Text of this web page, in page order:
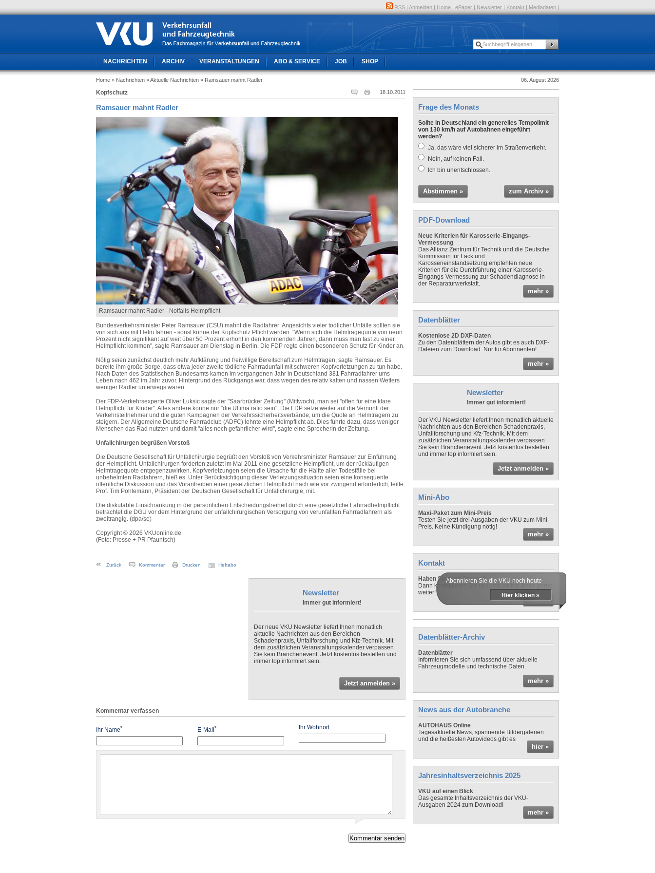
RSS | Anmelden | Home | ePaper | Newsletter | Kontakt | Mediadaten |
NACHRICHTEN ARCHIV VERANSTALTUNGEN ABO & SERVICE JOB SHOP
Home » Nachrichten » Aktuelle Nachrichten » Ramsauer mahnt Radler 06. August 2026
18.10.2011
Kopfschutz
Ramsauer mahnt Radler
Ramsauer mahnt Radler - Notfalls Helmpflicht
Bundesverkehrsminister Peter Ramsauer (CSU) mahnt die Radfahrer: Angesichts vieler tödlicher Unfälle sollten sie
von sich aus mit Helm fahren - sonst könne der Kopfschutz Pflicht werden. "Wenn sich die Helmtragequote von neun
Prozent nicht signifikant auf weit über 50 Prozent erhöht in den kommenden Jahren, dann muss man fast zu einer
Helmpflicht kommen", sagte Ramsauer am Dienstag in Berlin. Die FDP regte einen besonderen Schutz für Kinder an.
Nötig seien zunächst deutlich mehr Aufklärung und freiwillige Bereitschaft zum Helmtragen, sagte Ramsauer. Es
bereite ihm große Sorge, dass etwa jeder zweite tödliche Fahrradunfall mit schweren Kopfverletzungen zu tun habe.
Nach Daten des Statistischen Bundesamts kamen im vergangenen Jahr in Deutschland 381 Fahrradfahrer ums
Leben nach 462 im Jahr zuvor. Hintergrund des Rückgangs war, dass wegen des relativ kalten und nassen Wetters
weniger Radler unterwegs waren.
Der FDP-Verkehrsexperte Oliver Luksic sagte der "Saarbrücker Zeitung" (Mittwoch), man sei "offen für eine klare
Helmpflicht für Kinder". Alles andere könne nur "die Ultima ratio sein". Die FDP setze weiter auf die Vernunft der
Verkehrsteilnehmer und die guten Kampagnen der Verkehrssicherheitsverbände, um die Quote an Helmträgern zu
steigern. Der Allgemeine Deutsche Fahrradclub (ADFC) lehnte eine Helmpflicht ab. Dies führte dazu, dass weniger
Menschen das Rad nutzten und damit "alles noch gefährlicher wird", sagte eine Sprecherin der Zeitung.
Unfallchirurgen begrüßen Vorstoß
Die Deutsche Gesellschaft für Unfallchirurgie begrüßt den Vorstoß von Verkehrsminister Ramsauer zur Einführung
der Helmpflicht. Unfallchirurgen forderten zuletzt im Mai 2011 eine gesetzliche Helmpflicht, um der rückläufigen
Helmtragequote entgegenzuwirken. Kopfverletzungen seien die Ursache für die Hälfte aller Todesfälle bei
unbehelmten Radfahrern, hieß es. Unter Berücksichtigung dieser Verletzungssituation seien eine konsequente
öffentliche Diskussion und das Vorantreiben einer gesetzlichen Helmpflicht nach wie vor zwingend erforderlich, teilte
Prof. Tim Pohlemann, Präsident der Deutschen Gesellschaft für Unfallchirurgie, mit.
Die diskutable Einschränkung in der persönlichen Entscheidungsfreiheit durch eine gesetzliche Fahrradhelmpflicht
betrachtet die DGU vor dem Hintergrund der unfallchirurgischen Versorgung von verunfallten Fahrradfahrern als
zweitrangig. (dpa/se)
Copyright © 2026 VKUonline.de
(Foto: Presse + PR Pfauntsch)
Zurück Kommentar Drucken Heftabo
Newsletter
Immer gut informiert!
Der neue VKU Newsletter liefert Ihnen monatlich
aktuelle Nachrichten aus den Bereichen
Schadenpraxis, Unfallforschung und Kfz-Technik. Mit
dem zusätzlichen Veranstaltungskalender verpassen
Sie kein Branchenevent. Jetzt kostenlos bestellen und
immer top informiert sein.
Jetzt anmelden »
Kommentar verfassen
Ihr Name* E-Mail * Ihr Wohnort
Frage des Monats
Sollte in Deutschland ein generelles Tempolimit
von 130 km/h auf Autobahnen eingeführt
werden?
Ja, das wäre viel sicherer im Straßenverkehr.
Nein, auf keinen Fall.
Ich bin unentschlossen.
Abstimmen » zum Archiv »
PDF-Download
Neue Kriterien für Karosserie-Eingangs-
Vermessung
Das Allianz Zentrum für Technik und die Deutsche
Kommission für Lack und
Karosserieinstandsetzung empfehlen neue
Kriterien für die Durchführung einer Karosserie-
Eingangs-Vermessung zur Schadendiagnose in
der Reparaturwerkstatt.
mehr »
Datenblätter
Kostenlose 2D DXF-Daten
Zu den Datenblättern der Autos gibt es auch DXF-
Dateien zum Download. Nur für Abonnenten!
mehr »
Newsletter
Immer gut informiert!
Der VKU Newsletter liefert Ihnen monatlich aktuelle
Nachrichten aus den Bereichen Schadenpraxis,
Unfallforschung und Kfz-Technik. Mit dem
zusätzlichen Veranstaltungskalender verpassen
Sie kein Branchenevent. Jetzt kostenlos bestellen
und immer top informiert sein.
Jetzt anmelden »
Mini-Abo
Maxi-Paket zum Mini-Preis
Testen Sie jetzt drei Ausgaben der VKU zum Mini-
Preis. Keine Kündigung nötig!
mehr »
Kontakt
Haben Sie noch Fragen?
Dann kontaktieren Sie uns - wir helfen Ihnen gerne
weiter!
mehr »
Abonnieren Sie die VKU noch heute
Hier klicken »
Datenblätter-Archiv
Datenblätter
Informieren Sie sich umfassend über aktuelle
Fahrzeugmodelle und technische Daten.
mehr »
News aus der Autobranche
AUTOHAUS Online
Tagesaktuelle News, spannende Bildergalerien
und die heißesten Autovideos gibt es
hier »
Jahresinhaltsverzeichnis 2025
VKU auf einen Blick
Das gesamte Inhaltsverzeichnis der VKU-
Ausgaben 2024 zum Download!
mehr »